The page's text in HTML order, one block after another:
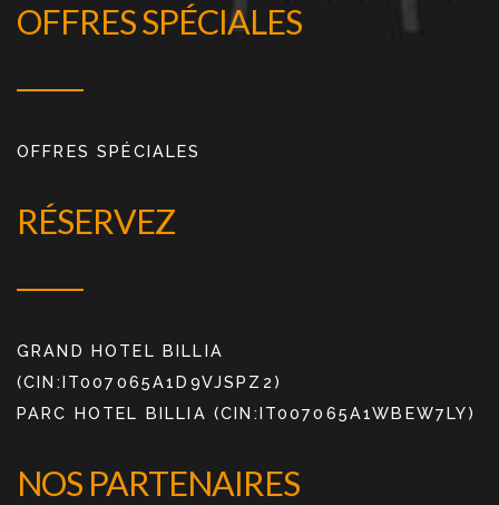
OFFRES SPÉCIALES
OFFRES SPÉCIALES
RÉSERVEZ
GRAND HOTEL BILLIA
(CIN:IT007065A1D9VJSPZ2)
PARC HOTEL BILLIA (CIN:IT007065A1WBEW7LY)
NOS PARTENAIRES